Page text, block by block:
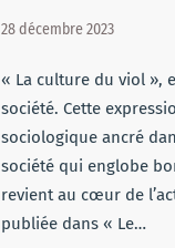
28 décembre 2023
« La culture du viol »,
société. Cette
sociologique ancré
société qui englobe
revient au cœur de
publiée dans « Le…